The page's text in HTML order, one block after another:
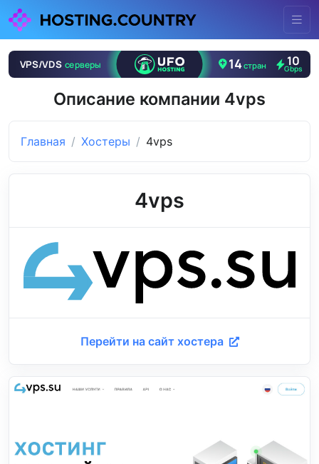
Описание компании 4vps
Главная Хостеры 4vps
4vps
Перейти на сайт хостера